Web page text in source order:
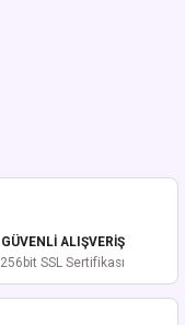
GÜVENLİ ALIŞVERİŞ
256bit SSL Sertifikası